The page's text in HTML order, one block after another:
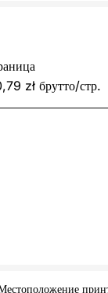
zł брутто/стр.